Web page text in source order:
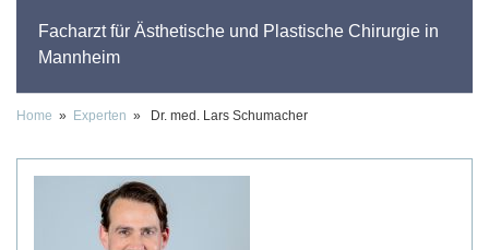
Facharzt für Ästhetische und Plastische Chirurgie in
Mannheim
Home » Experten » Dr. med. Lars Schumacher